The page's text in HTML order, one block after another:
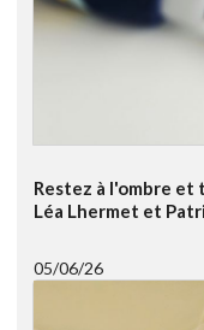
Restez à l'ombre et
Léa Lhermet et
05/06/26